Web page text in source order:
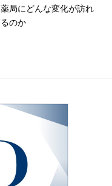
薬局にどんな変化が訪れ
るのか